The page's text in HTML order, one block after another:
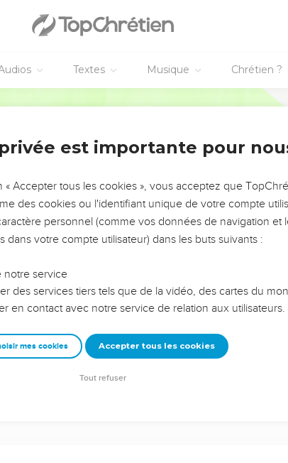
Textes Musique Chrétien ?
DE L’ANNÉE !
?
leur foi ou leur vision. Mais on voit
traversés, alors même que ce sont
reviennent sur les erreurs
de sagesse afin que leurs erreurs
équipe, un groupe ou une famille,
est importante pour
« Accepter tous les cookies », vous acceptez que
des cookies ou l'identifiant unique de votre compte
personnel (comme vos données de navigation et
dans votre compte utilisateur) dans les buts suivants :
notre service
des services tiers tels que de la vidéo, des cartes du
en contact avec notre service de relation aux utilisateurs.
mes cookies Accepter tous les cookies
Tout refuser